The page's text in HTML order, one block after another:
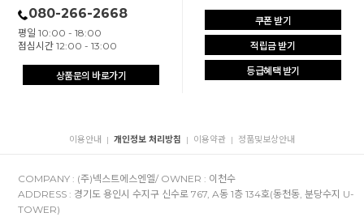
080-266-2668
평일 10:00 - 18:00
점심시간 12:00 - 13:00
상품문의 바로가기
쿠폰 받기
적립금 받기
등급혜택 받기
이용안내 | 개인정보 처리방침 | 이용약관 | 정품및보상안내
COMPANY : (주)넥스트에스엔엘/ OWNER : 이천수
ADDRESS : 경기도 용인시 수지구 신수로 767, A동 1층 134호(동천동, 분당수지 U-
TOWER)